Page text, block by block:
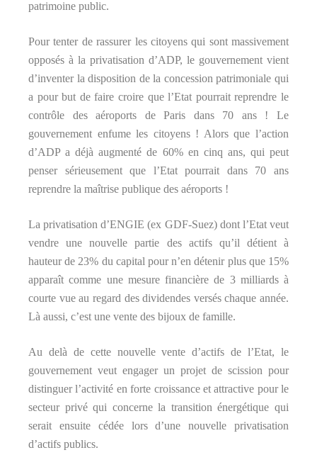
patrimoine public.
Pour tenter de rassurer les citoyens qui sont massivement
opposés à la privatisation d’ADP, le gouvernement vient
d’inventer la disposition de la concession patrimoniale qui
a pour but de faire croire que l’Etat pourrait reprendre le
contrôle des aéroports de Paris dans 70 ans ! Le
gouvernement enfume les citoyens ! Alors que l’action
d’ADP a déjà augmenté de 60% en cinq ans, qui peut
penser sérieusement que l’Etat pourrait dans 70 ans
reprendre la maîtrise publique des aéroports !
La privatisation d’ENGIE (ex GDF-Suez) dont l’Etat veut
vendre une nouvelle partie des actifs qu’il détient à
hauteur de 23% du capital pour n’en détenir plus que 15%
apparaît comme une mesure financière de 3 milliards à
courte vue au regard des dividendes versés chaque année.
Là aussi, c’est une vente des bijoux de famille.
Au delà de cette nouvelle vente d’actifs de l’Etat, le
gouvernement veut engager un projet de scission pour
distinguer l’activité en forte croissance et attractive pour le
secteur privé qui concerne la transition énergétique qui
serait ensuite cédée lors d’une nouvelle privatisation
d’actifs publics.